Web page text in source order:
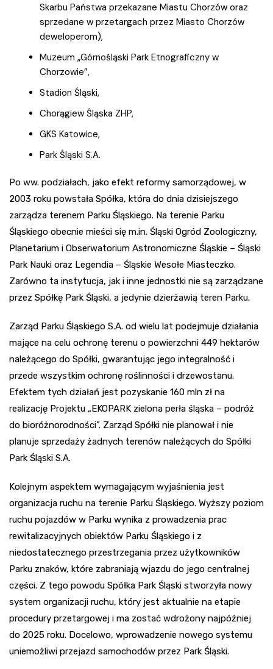
Skarbu Państwa przekazane Miastu Chorzów oraz
sprzedane w przetargach przez Miasto Chorzów
deweloperom),
Muzeum „Górnośląski Park Etnograficzny w
Chorzowie”,
Stadion Śląski,
Chorągiew Śląska ZHP,
GKS Katowice,
Park Śląski S.A.
Po ww. podziałach, jako efekt reformy samorządowej, w
2003 roku powstała Spółka, która do dnia dzisiejszego
zarządza terenem Parku Śląskiego. Na terenie Parku
Śląskiego obecnie mieści się m.in. Śląski Ogród Zoologiczny,
Planetarium i Obserwatorium Astronomiczne Śląskie – Śląski
Park Nauki oraz Legendia – Śląskie Wesołe Miasteczko.
Zarówno ta instytucja, jak i inne jednostki nie są zarządzane
przez Spółkę Park Śląski, a jedynie dzierżawią teren Parku.
Zarząd Parku Śląskiego S.A. od wielu lat podejmuje działania
mające na celu ochronę terenu o powierzchni 449 hektarów
należącego do Spółki, gwarantując jego integralność i
przede wszystkim ochronę roślinności i drzewostanu.
Efektem tych działań jest pozyskanie 160 mln zł na
realizację Projektu „EKOPARK zielona perła śląska – podróż
do bioróżnorodności”. Zarząd Spółki nie planował i nie
planuje sprzedaży żadnych terenów należących do Spółki
Park Śląski S.A.
Kolejnym aspektem wymagającym wyjaśnienia jest
organizacja ruchu na terenie Parku Śląskiego. Wyższy poziom
ruchu pojazdów w Parku wynika z prowadzenia prac
rewitalizacyjnych obiektów Parku Śląskiego i z
niedostatecznego przestrzegania przez użytkowników
Parku znaków, które zabraniają wjazdu do jego centralnej
części. Z tego powodu Spółka Park Śląski stworzyła nowy
system organizacji ruchu, który jest aktualnie na etapie
procedury przetargowej i ma zostać wdrożony najpóźniej
do 2025 roku. Docelowo, wprowadzenie nowego systemu
uniemożliwi przejazd samochodów przez Park Śląski.